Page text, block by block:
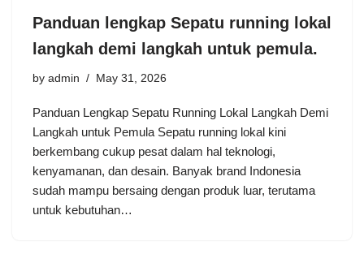
Panduan lengkap Sepatu running lokal
langkah demi langkah untuk pemula.
by admin May 31, 2026
Panduan Lengkap Sepatu Running Lokal Langkah Demi
Langkah untuk Pemula Sepatu running lokal kini
berkembang cukup pesat dalam hal teknologi,
kenyamanan, dan desain. Banyak brand Indonesia
sudah mampu bersaing dengan produk luar, terutama
untuk kebutuhan…